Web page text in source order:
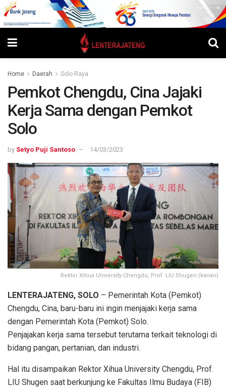
Home Daerah Solo Raya
Pemkot Chengdu, Cina Jajaki
Kerja Sama dengan Pemkot
Solo
by Setyo Puji Santoso 14/03/2023
Rektor Xihua University Chengdu, Prof. LIU Shugen (kanan)
LENTERAJATENG, SOLO – Pemerintah Kota (Pemkot)
Chengdu, Cina, baru-baru ini ingin menjajaki kerja sama
dengan Pemerintah Kota (Pemkot) Solo.
Penjajakan kerja sama tersebut terutama terkait teknologi di
bidang pangan, pertanian, dan industri.
Hal itu disampaikan Rektor Xihua University Chengdu, Prof.
LIU Shugen saat berkunjung ke Fakultas Ilmu Budaya (FIB)